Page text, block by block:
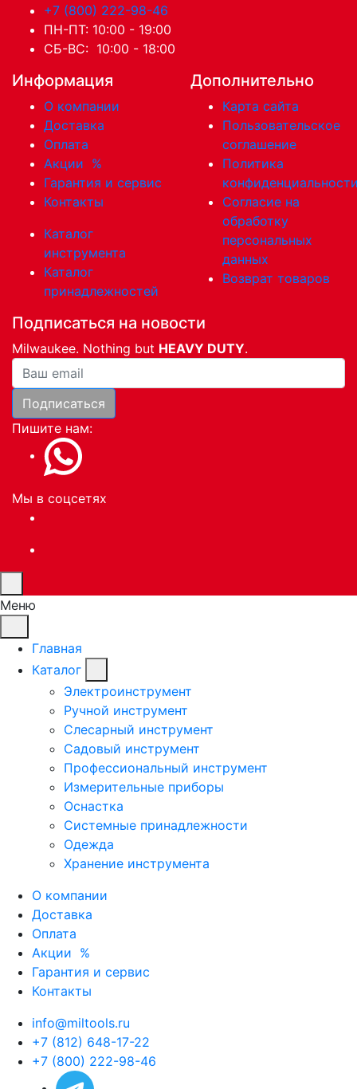
+7 (800) 222-98-46
ПН-ПТ: 10:00 - 19:00
СБ-ВС: 10:00 - 18:00
Информация
О компании
Доставка
Оплата
Акции %
Гарантия и сервис
Контакты
Каталог
инструмента
Каталог
принадлежностей
Дополнительно
Карта сайта
Пользовательское
соглашение
Политика
Согласие на
обработку
персональных
данных
Возврат товаров
Подписаться на новости
Milwaukee. Nothing but HEAVY DUTY.
Ваша почта
Подписаться
Пишите нам:
Мы в соцсетях
Меню
Главная
Каталог
Электроинструмент
Ручной инструмент
Слесарный инструмент
Садовый инструмент
Профессиональный инструмент
Измерительные приборы
Оснастка
Системные принадлежности
Одежда
Хранение инструмента
О компании
Доставка
Оплата
Акции %
Гарантия и сервис
Контакты
info@miltools.ru
+7 (812) 648-17-22
+7 (800) 222-98-46